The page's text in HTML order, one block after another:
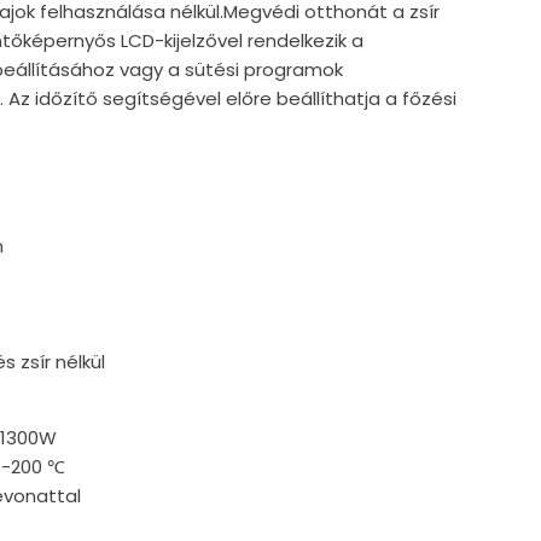
felhasználása nélkül.Megvédi otthonát a zsír
LCD-kijelzővel rendelkezik a
vagy a sütési programok
Az időzítő segítségével előre beállíthatja a főzési
zsír nélkül
200 ℃